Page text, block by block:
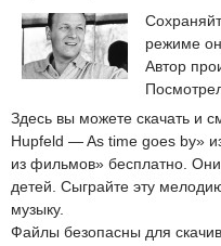
режиме
Автор
Здесь вы можете скачать и
Hupfeld — As time goes by»
из фильмов» бесплатно.
детей. Сыграйте эту
музыку.
Файлы безопасны для